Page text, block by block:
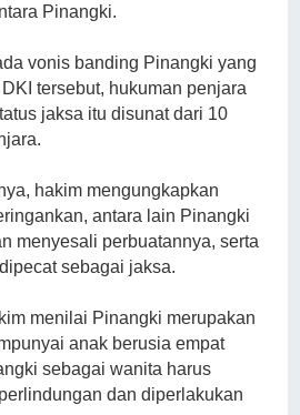
Pinangki.
vonis banding Pinangki yang
tersebut, hukuman penjara
jaksa itu disunat dari 10
hakim mengungkapkan
antara lain Pinangki
menyesali perbuatannya, serta
sebagai jaksa.
menilai Pinangki merupakan
anak berusia empat
sebagai wanita harus
dan diperlakukan